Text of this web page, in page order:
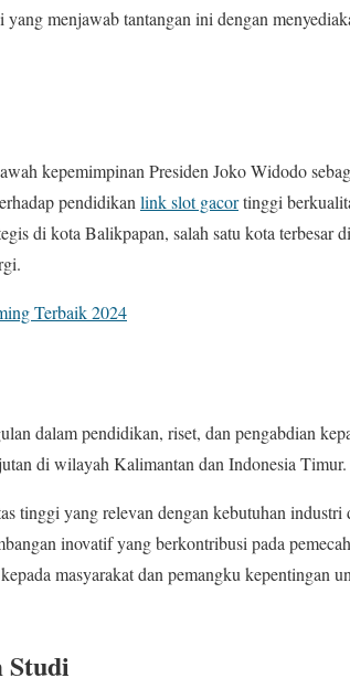
menjawab tantangan ini dengan
kepemimpinan Presiden Joko Widodo
pendidikan link slot gacortinggi
di kota Balikpapan, salah satu kota
Terbaik 2024
dalam pendidikan, riset, dan pengabdian
di wilayah Kalimantan dan Indonesia
tinggi yang relevan dengan kebutuhan industri
inovatif yang berkontribusi pada
masyarakat dan pemangku kepentingan
Studi